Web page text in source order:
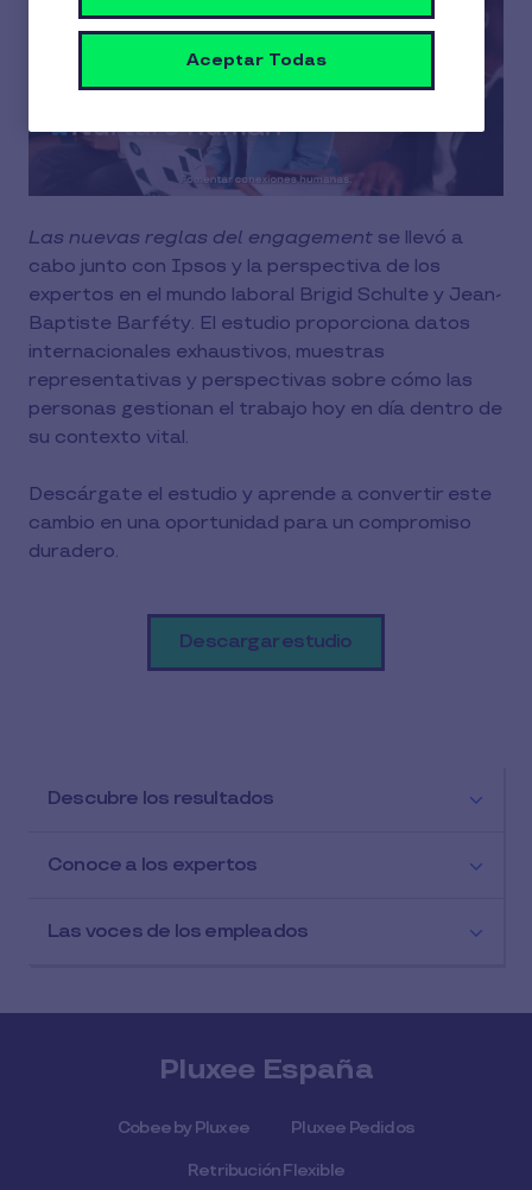
Las nuevas reglas del engagement se llevó a
cabo junto con Ipsos y la perspectiva de los
expertos en el mundo laboral Brigid Schulte y Jean-
Baptiste Barféty. El estudio proporciona datos
internacionales exhaustivos, muestras
representativas y perspectivas sobre cómo las
personas gestionan el trabajo hoy en día dentro de
su contexto vital.
Descárgate el estudio y aprende a convertir este
cambio en una oportunidad para un compromiso
duradero.
Descargar estudio
Descubre los resultados
Conoce a los expertos
Las voces de los empleados
Pluxee España
Cobee by Pluxee Pluxee Pedidos
Retribución Flexible
Aceptar Todas